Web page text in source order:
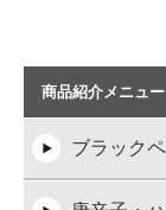
商品紹介メニュー
ブラック